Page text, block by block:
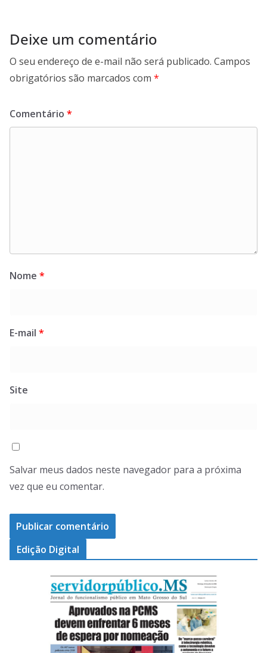
Deixe um comentário
O seu endereço de e-mail não será publicado. Campos
obrigatórios são marcados com *
Comentário *
Nome *
E-mail *
Site
Salvar meus dados neste navegador para a próxima
vez que eu comentar.
Edição Digital